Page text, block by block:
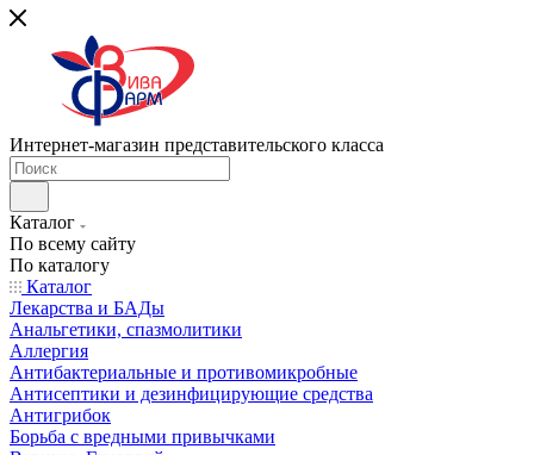
Интернет-магазин представительского класса
Каталог
По всему сайту
По каталогу
Каталог
Лекарства и БАДы
Анальгетики, спазмолитики
Аллергия
Антибактериальные и противомикробные
Антисептики и дезинфицирующие средства
Антигрибок
Борьба с вредными привычками